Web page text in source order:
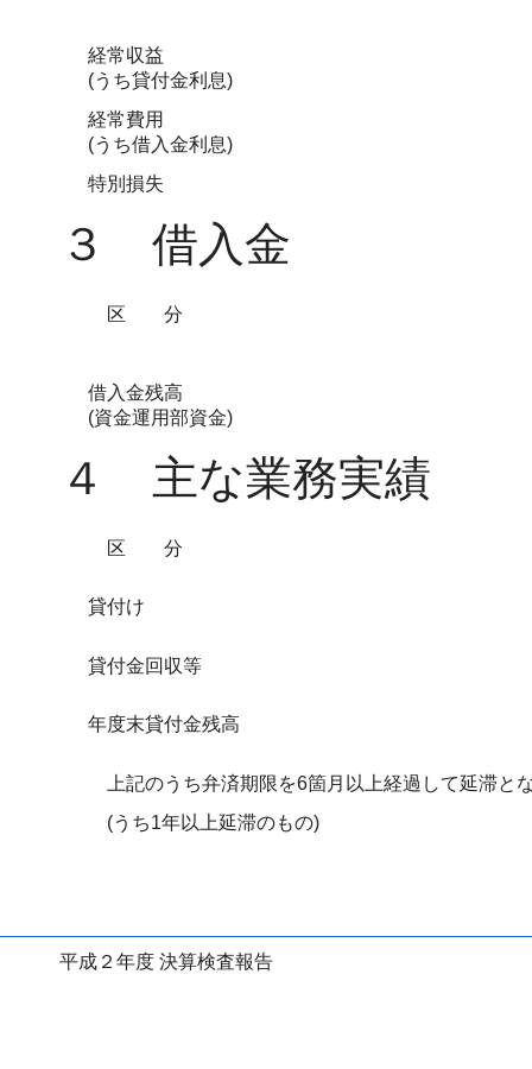
経常収益
(うち貸付金利息)
経常費用
(うち借入金利息)
特別損失
３ 借入金
区分
借入金残高
(資金運用部資金)
４ 主な業務実績
区分
貸付け
貸付金回収等
年度末貸付金残高
上記のうち弁済期限を6箇月以上経過して延滞と
(うち1年以上延滞のもの)
平成２年度 決算検査報告